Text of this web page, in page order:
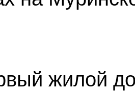
жилой